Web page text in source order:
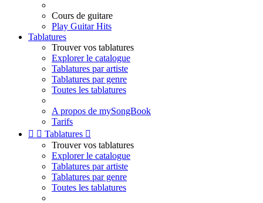
Cours de guitare
Play Guitar Hits
Tablatures
Trouver vos tablatures
Explorer le catalogue
Tablatures par artiste
Tablatures par genre
Toutes les tablatures
A propos de mySongBook
Tarifs
  Tablatures 
Trouver vos tablatures
Explorer le catalogue
Tablatures par artiste
Tablatures par genre
Toutes les tablatures